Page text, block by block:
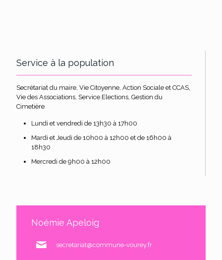
Service à la population
Secrétariat du maire, Vie Citoyenne, Action Sociale et CCAS,
Vie des Associations, Service Elections, Gestion du
Cimetière
Lundi et vendredi de 13h30 à 17h00
Mardi et Jeudi de 10h00 à 12h00 et de 16h00 à
18h30
Mercredi de 9h00 à 12h00
Noémie Apeloig
secretariat@commune-vourey.fr